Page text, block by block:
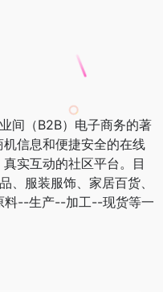
间（B2B）电子商务的著
信息和便捷安全的在线
实互动的社区平台。目
、服装服饰、家居百货、
料--生产--加工--现货等一